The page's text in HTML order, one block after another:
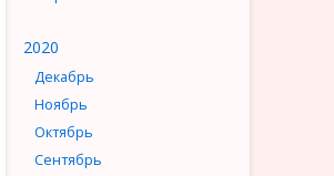
2020
Декабрь
Ноябрь
Октябрь
Сентябрь